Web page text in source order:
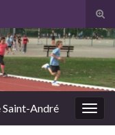
Saint-André